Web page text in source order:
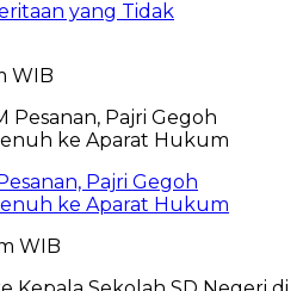
yang Tidak
WIB
Pajri Gegoh
ke Aparat Hukum
WIB